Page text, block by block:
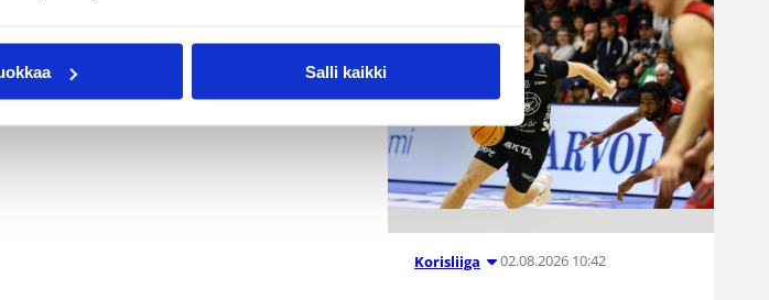
Salli kaikki
Korisliiga 02.08.2026 10:42